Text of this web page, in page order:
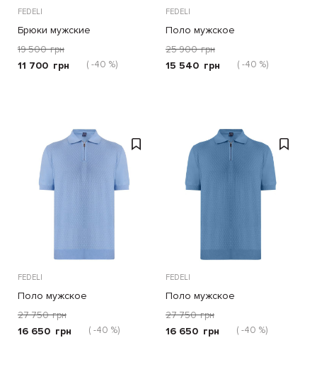
FEDELI
Брюки мужские
19 500 грн
11 700 грн ( -40 %)
FEDELI
Поло мужское
25 900 грн
15 540 грн ( -40 %)
FEDELI
Поло мужское
27 750 грн
16 650 грн ( -40 %)
FEDELI
Поло мужское
27 750 грн
16 650 грн ( -40 %)